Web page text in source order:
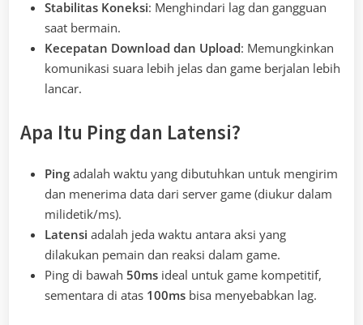
Stabilitas Koneksi: Menghindari lag dan gangguan
saat bermain.
Kecepatan Download dan Upload: Memungkinkan
komunikasi suara lebih jelas dan game berjalan lebih
lancar.
Apa Itu Ping dan Latensi?
Ping adalah waktu yang dibutuhkan untuk mengirim
dan menerima data dari server game (diukur dalam
milidetik/ms).
Latensi adalah jeda waktu antara aksi yang
dilakukan pemain dan reaksi dalam game.
Ping di bawah 50ms ideal untuk game kompetitif,
sementara di atas 100ms bisa menyebabkan lag.